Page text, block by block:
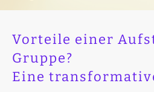
Vorteile einer
Gruppe?
Eine